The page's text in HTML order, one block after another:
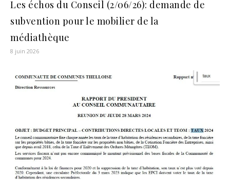
Les échos du Conseil (2/06/26): demande de
subvention pour le mobilier de la
médiathèque
8 juin 2026